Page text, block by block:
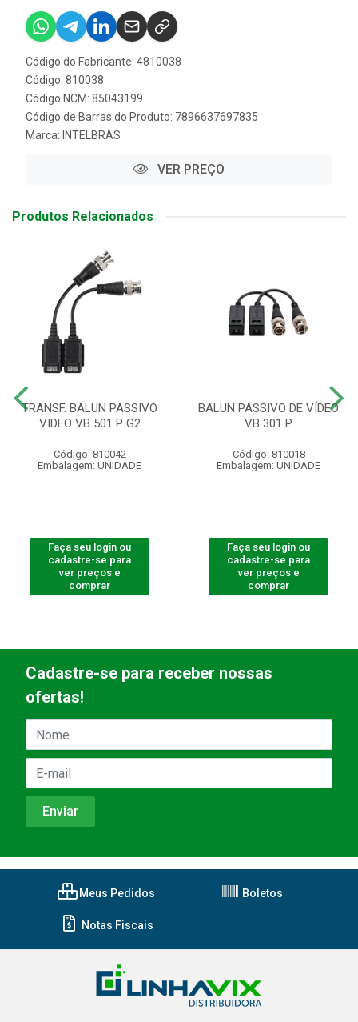
Código do Fabricante: 4810038
Código: 810038
Código NCM: 85043199
Código de Barras do Produto: 7896637697835
Marca: INTELBRAS
VER PREÇO
Produtos Relacionados
TRANSF. BALUN PASSIVO
VIDEO VB 501 P G2
Código: 810042
Embalagem: UNIDADE
Faça seu login ou
cadastre-se para
ver preços e
comprar
BALUN PASSIVO DE VÍDEO
VB 301 P
Código: 810018
Embalagem: UNIDADE
Faça seu login ou
cadastre-se para
ver preços e
comprar
Cadastre-se para receber nossas
ofertas!
Meus Pedidos Boletos
Notas Fiscais